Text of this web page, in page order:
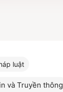
luật
và Truyền thông